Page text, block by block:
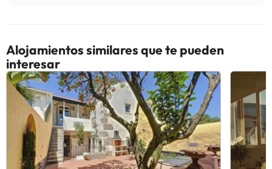
Alojamientos similares que te pueden
interesar